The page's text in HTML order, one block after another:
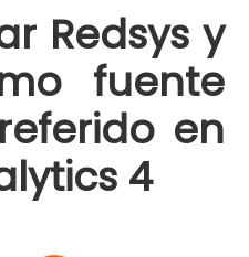
Redsys y
fuente
en
4